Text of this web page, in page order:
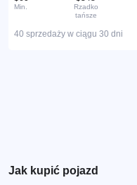
Min.
Rzadko
tańsze
40 sprzedaży w ciągu 30 dni
Jak kupić pojazd